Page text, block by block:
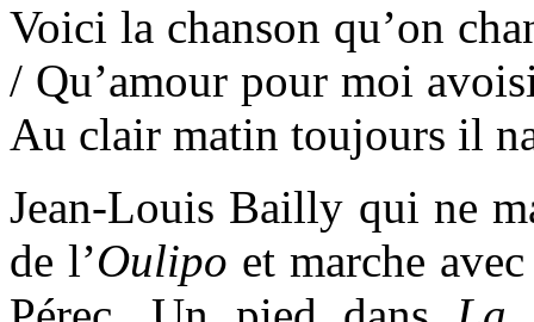
Voici la chanson qu’on
/ Qu’amour pour moi
Au clair matin toujours il
Jean-Louis Bailly qui ne
de l’Oulipo et marche